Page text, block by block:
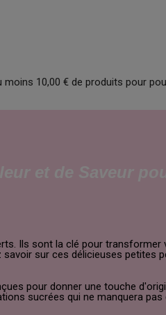
10,00 € de produits pour
Ils sont la clé pour
sur ces délicieuses petites
pour donner une touche
sucrées qui ne manquera